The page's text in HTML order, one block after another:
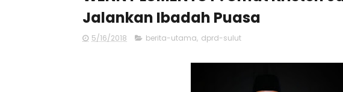
Jalankan Ibadah Puasa
5/16/2018 berita-utama, dprd-sulut